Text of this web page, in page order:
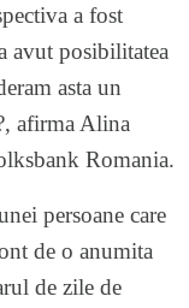
a fost
avut posibilitatea
asta un
afirma Alina
Romania.
persoane care
de o anumita
de zile de